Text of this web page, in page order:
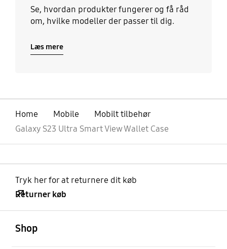
Se, hvordan produkter fungerer og få råd
om, hvilke modeller der passer til dig.
Læs mere
Home Mobile
Mobilt tilbehør
Galaxy S23 Ultra Smart View Wallet Case
Tryk her for at returnere dit køb
Returner køb
Shop